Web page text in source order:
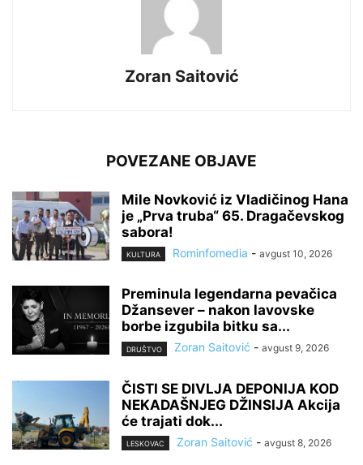
Zoran Saitović
POVEZANE OBJAVE
Mile Novković iz Vladičinog Hana
je „Prva truba“ 65. Dragačevskog
sabora!
KULTURA Rominfomedia - avgust 10, 2026
Preminula legendarna pevačica
Džansever – nakon lavovske
borbe izgubila bitku sa...
DRUŠTVO Zoran Saitović - avgust 9, 2026
ČISTI SE DIVLJA DEPONIJA KOD
NEKADAŠNJEG DŽINSIJA Akcija
će trajati dok...
LESKOVAC Zoran Saitović - avgust 8, 2026